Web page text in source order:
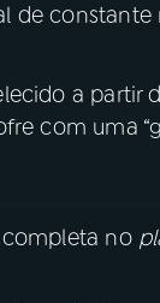
de constante
a partir
com uma
no